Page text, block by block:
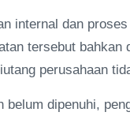
internal dan
tersebut
perusahaan
belum dipenuhi,